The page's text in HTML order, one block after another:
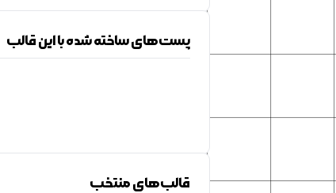
پست‌های ساخته شده با این قالب
قالب‌های منتخب